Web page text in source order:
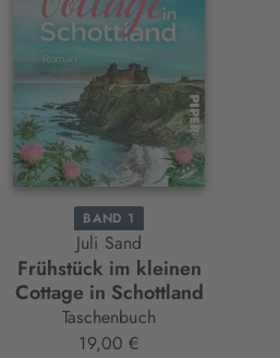
BAND 1
Juli Sand
Frühstück im kleinen
Cottage in Schottland
Taschenbuch
19,00 €